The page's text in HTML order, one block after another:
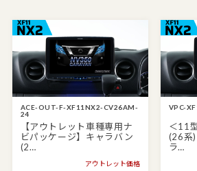
ACE-OUT-F-XF11NX2-CV26AM-
24
【アウトレット車種専用ナ
ビパッケージ】キャラバン
(2…
アウトレット価格
VPC-
＜11
(26系
ラ…